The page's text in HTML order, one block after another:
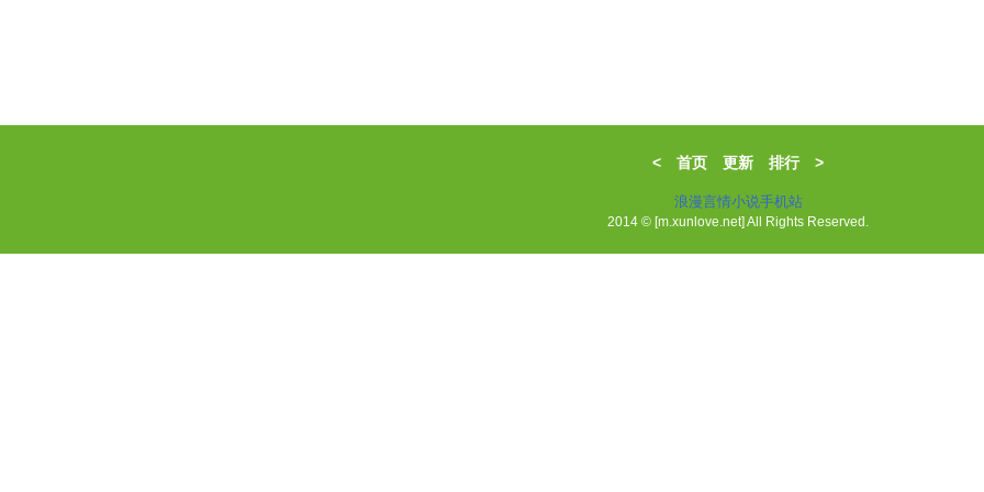
< 首页 更新 排行>
浪漫言情小说手机站
2014 © [m.xunlove.net] All Rights Reserved.